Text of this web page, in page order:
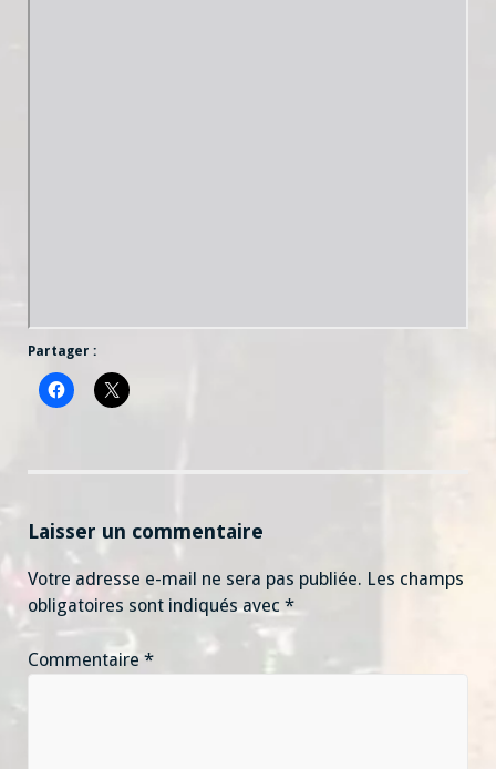
Partager :
Laisser un commentaire
Votre adresse e-mail ne sera pas publiée. Les champs
obligatoires sont indiqués avec *
Commentaire *